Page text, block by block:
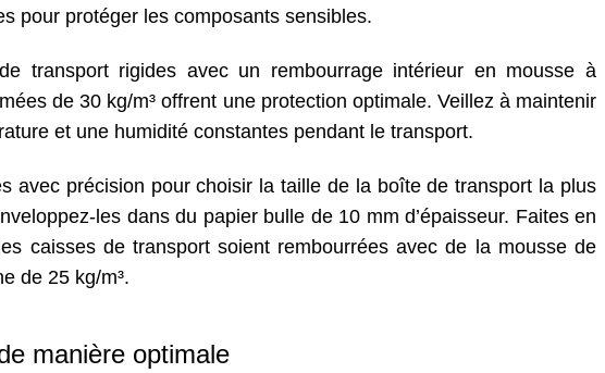
pour protéger les composants sensibles.
transport rigides avec un rembourrage intérieur en mousse à
de 30 kg/m³ offrent une protection optimale. Veillez à maintenir
et une humidité constantes pendant le transport.
avec précision pour choisir la taille de la boîte de transport la plus
les dans du papier bulle de 10 mm d’épaisseur. Faites en
caisses de transport soient rembourrées avec de la mousse de
de 25 kg/m³.
manière optimale